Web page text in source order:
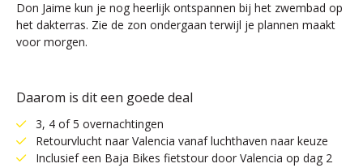
Don Jaime kun je nog heerlijk ontspannen bij het zwembad op
het dakterras. Zie de zon ondergaan terwijl je plannen maakt
voor morgen.
Daarom is dit een goede deal
3, 4 of 5 overnachtingen
Retourvlucht naar Valencia vanaf luchthaven naar keuze
Inclusief een Baja Bikes fietstour door Valencia op dag 2